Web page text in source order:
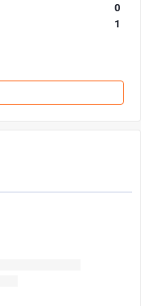
0
1